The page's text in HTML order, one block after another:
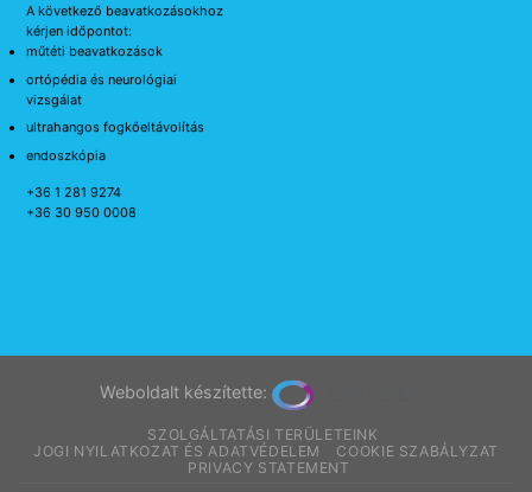
A következő beavatkozásokhoz
kérjen időpontot:
műtéti beavatkozások
ortópédia és neurológiai
vizsgálat
ultrahangos fogkőeltávolítás
endoszkópia
+36 1 281 9274
+36 30 950 0008
Weboldalt készítette:
SZOLGÁLTATÁSI TERÜLETEINK
JOGI NYILATKOZAT ÉS ADATVÉDELEM
COOKIE SZABÁLYZAT
PRIVACY STATEMENT